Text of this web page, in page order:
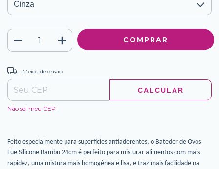
Entregas para o CEP:
Meios de envio
CALCULAR
Não sei meu CEP
Feito especialmente para superfícies antiaderentes, o Batedor de Ovos
Fue Silicone Bambu 24cm é perfeito para misturar alimentos com mais
rapidez, uma mistura mais homogênea e lisa, e traz mais facilidade na